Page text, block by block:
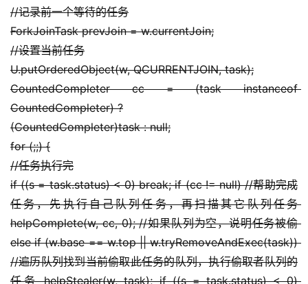
//记录前一个等待的任务
ForkJoinTask prevJoin = w.currentJoin;
//设置当前任务
U.putOrderedObject(w, QCURRENTJOIN, task);
CountedCompleter cc = (task instanceof
CountedCompleter) ?
(CountedCompleter)task : null;
for (;;) {
//任务执行完
if ((s = task.status) < 0) break; if (cc != null) //帮助完成
任务，先执行自己队列任务，再扫描其它队列任务
helpComplete(w, cc, 0); //如果队列为空，说明任务被偷
else if (w.base == w.top || w.tryRemoveAndExec(task))
//遍历队列找到当前偷取此任务的队列，执行偷取者队列的
任务 helpStealer(w, task); if ((s = task.status) < 0)